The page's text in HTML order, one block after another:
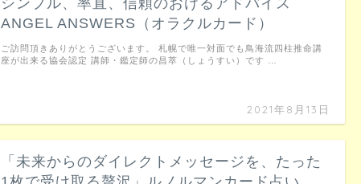
シンプル、率直、信頼のおけるアドバイス
ANGEL ANSWERS（オラクルカード）
2021年8月13日
ご訪問頂きありがとうございます。 札幌で唯一対面でも鳥海流四柱推命講
座が出来る協会認定 講師・鑑定師の昌萃（しょうすい）です …
「未来からのダイレクトメッセージを、たった